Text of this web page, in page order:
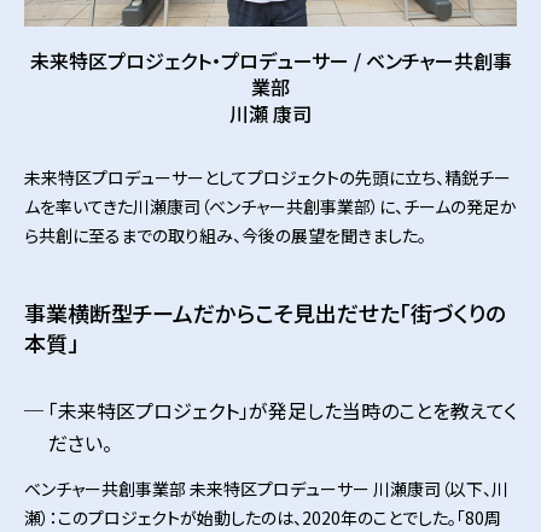
未来特区プロジェクト・プロデューサー / ベンチャー共創事
業部
川瀬 康司
未来特区プロデューサーとしてプロジェクトの先頭に立ち、精鋭チー
ムを率いてきた川瀬康司（ベンチャー共創事業部）に、チームの発足か
ら共創に至るまでの取り組み、今後の展望を聞きました。
事業横断型チームだからこそ見出だせた「街づくりの
本質」
「未来特区プロジェクト」が発足した当時のことを教えてく
ださい。
ベンチャー共創事業部 未来特区プロデューサー 川瀬康司（以下、川
瀬）：このプロジェクトが始動したのは、2020年のことでした。「80周